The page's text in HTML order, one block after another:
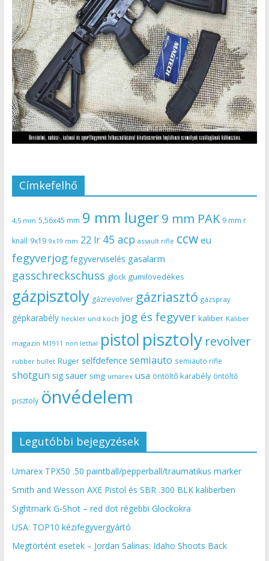
Címkefelhő
4,5 mm 5,56x45 mm 9 mm luger9 mm PAK 9 mm r
knall 9x19 9x19 mm 22 lr 45 acp assault rifle ccw eu
fegyverjog fegyverviselés gasalarm
gasschreckschuss glock gumilövedékes
gázpisztoly gázrevolver gázriasztó gázspray
gépkarabély heckler und koch jog és fegyver kaliber Kaliber
magazin M1911 non lethal pistol pisztoly revolver
rubber bullet Ruger selfdefence semiauto semiauto rifle
shotgun sig sauer smg umarex usa öntöltő karabély öntöltő
pisztoly önvédelem
Legutóbbi bejegyzések
Umarex TPX50 .50 paintball/pepperball/traumatikus marker
Smith and Wesson AXE Pistol és SBR .300 BLK kaliberben
Sightmark G-Shot – red dot régebbi Glockokra
USA: TOP10 kézifegyvergyártó
Megtörtént esetek – Jordan Salinas: Idaho Shoots Back